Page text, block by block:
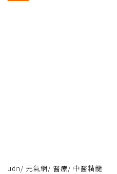
udn/ 元氣網/ 醫療/ 中醫精髓